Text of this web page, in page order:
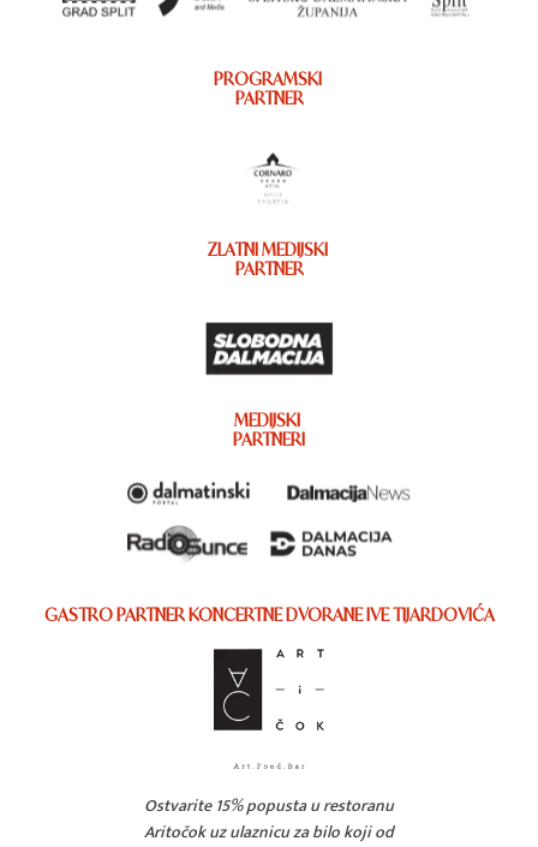
PROGRAMSKI
PARTNER
ZLATNI MEDIJSKI
PARTNER
MEDIJSKI
PARTNERI
GASTRO PARTNER KONCERTNE DVORANE IVE TIJARDOVIĆA
Ostvarite 15% popusta u restoranu
Aritočok uz ulaznicu za bilo koji od